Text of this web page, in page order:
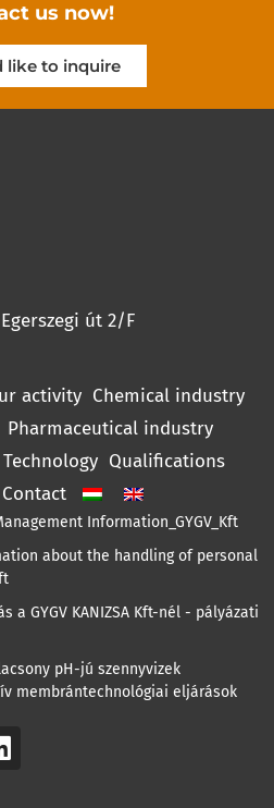
us now!
like to inquire
út 2/F
activity Chemical industry
Pharmaceutical industry
Technology Qualifications
Contact
Information_GYGV_Kft
about the handling of personal
a GYGV KANIZSA Kft-nél - pályázati
pH-jú szennyvizek
membrántechnológiai eljárások